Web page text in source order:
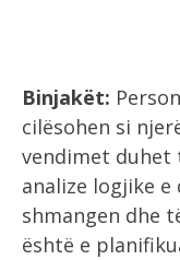
Binjakët:
cilësohen si
vendimet duhet
analize logjike
shmangen dhe
është e